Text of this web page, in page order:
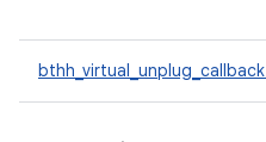
bthh_virtual_unplug_callback